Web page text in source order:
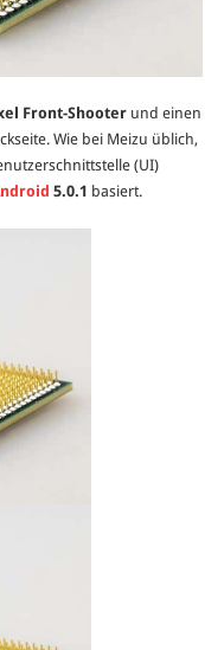
Front-Shooter und einen
Wie bei Meizu üblich,
(UI)
5.0.1 basiert.